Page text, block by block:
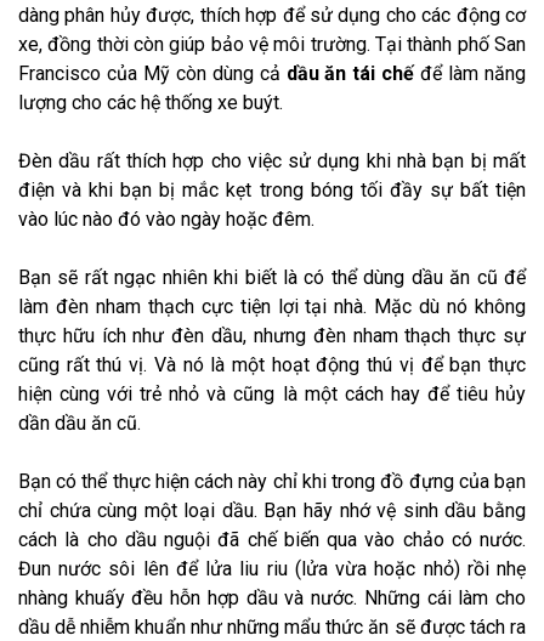
dàng phân hủy được, thích hợp để sử dụng cho các động cơ
xe, đồng thời còn giúp bảo vệ môi trường. Tại thành phố San
Francisco của Mỹ còn dùng cả dầu ăn tái chếđể làm năng
lượng cho các hệ thống xe buýt.
Đèn dầu rất thích hợp cho việc sử dụng khi nhà bạn bị mất
điện và khi bạn bị mắc kẹt trong bóng tối đầy sự bất tiện
vào lúc nào đó vào ngày hoặc đêm.
Bạn sẽ rất ngạc nhiên khi biết là có thể dùng dầu ăn cũ để
làm đèn nham thạch cực tiện lợi tại nhà. Mặc dù nó không
thực hữu ích như đèn dầu, nhưng đèn nham thạch thực sự
cũng rất thú vị. Và nó là một hoạt động thú vị để bạn thực
hiện cùng với trẻ nhỏ và cũng là một cách hay để tiêu hủy
dần dầu ăn cũ.
Bạn có thể thực hiện cách này chỉ khi trong đồ đựng của bạn
chỉ chứa cùng một loại dầu. Bạn hãy nhớ vệ sinh dầu bằng
cách là cho dầu nguội đã chế biến qua vào chảo có nước.
Đun nước sôi lên để lửa liu riu (lửa vừa hoặc nhỏ) rồi nhẹ
nhàng khuấy đều hỗn hợp dầu và nước. Những cái làm cho
dầu dễ nhiễm khuẩn như những mẩu thức ăn sẽ được tách ra